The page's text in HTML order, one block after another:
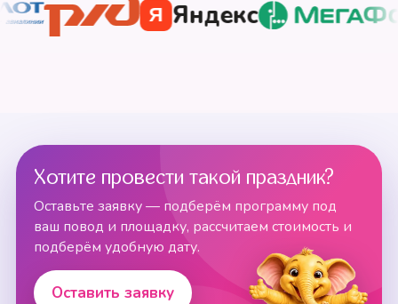
Я Яндекс
Хотите провести такой праздник?
Оставьте заявку — подберём программу под
ваш повод и площадку, рассчитаем стоимость и
подберём удобную дату.
Оставить заявку